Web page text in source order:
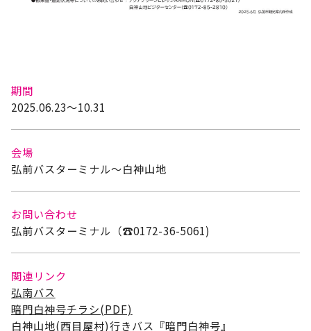
期間
2025.06.23～10.31
会場
弘前バスターミナル～白神山地
お問い合わせ
弘前バスターミナル（☎0172-36-5061)
関連リンク
弘南バス
暗門白神号チラシ(PDF)
白神山地(西目屋村)行きバス『暗門白神号』